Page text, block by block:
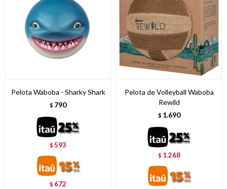
Pelota Waboba - Sharky Shark
$ 790
$593
$ 672
Pelota de Volleyball Waboba
Rewild
$ 1.690
$ 1.268